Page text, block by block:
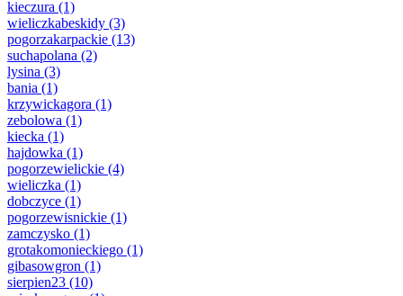
kieczura (1)
wieliczkabeskidy (3)
pogorzakarpackie (13)
suchapolana (2)
lysina (3)
bania (1)
krzywickagora (1)
zebolowa (1)
kiecka (1)
hajdowka (1)
pogorzewielickie (4)
wieliczka (1)
dobczyce (1)
pogorzewisnickie (1)
zamczysko (1)
grotakomonieckiego (1)
gibasowgron (1)
sierpien23 (10)